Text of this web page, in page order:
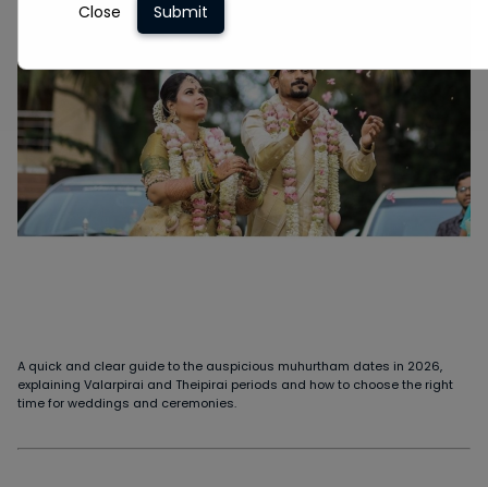
A quick and clear guide to the auspicious muhurtham dates in 2026,
explaining Valarpirai and Theipirai periods and how to choose the right
time for weddings and ceremonies.
Close Submit